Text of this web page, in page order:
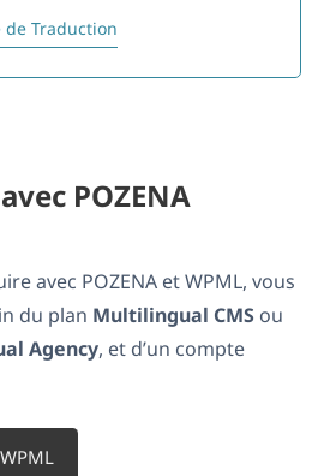
de Traduction
POZENA
avec POZENA et WPML, vous
du plan Multilingual CMS ou
Agency, et d’un compte